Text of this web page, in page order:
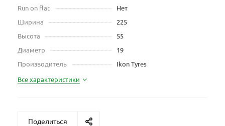
Run on flat
Нет
Ширина
225
Высота
55
Диаметр
19
Производитель
Ikon Tyres
Все характеристики
Поделиться